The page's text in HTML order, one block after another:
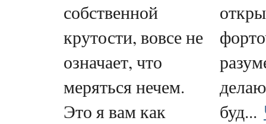
собственной
крутости, вовсе не
означает, что
меряться нечем.
Это я вам как
буд...